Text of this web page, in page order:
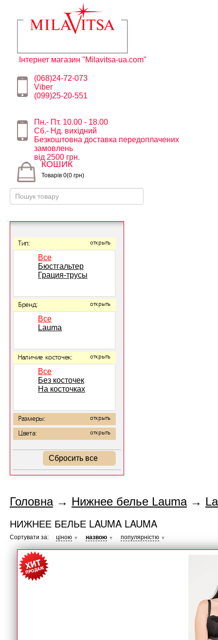
Інтернет магазин "Milavitsa-ua.com"
(068)24-72-073
Viber
(099)25-20-551
Пн.- Пт. 10.00 - 18.00
Сб.- Нд. вихідний
Безкоштовна доставка передоплачених
замовлень
від 2500 грн.
КОШИК
Товарів 0(0 грн)
Тип: открыть
Все
Бюстгальтер
Грация-трусы
Бренд: открыть
Все
Lauma
Наличие косточек: открыть
Все
Без косточек
На косточках
Размеры: открыть
Цвета: открыть
Сбросить все
Головна→ Нижнее белье Lauma→
НИЖНЕЕ БЕЛЬЕ LAUMA LAUMA
Сортувати за: ціною ▼ назвою ▼ популярністю ▼